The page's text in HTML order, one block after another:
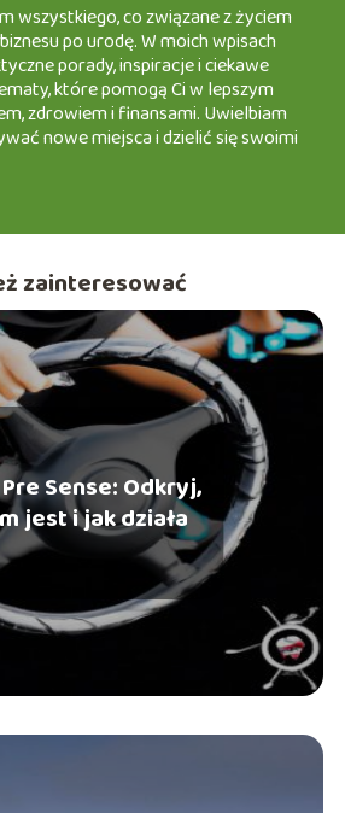
wszystkiego, co związane z życiem
po urodę. W moich wpisach
porady, inspiracje i ciekawe
które pomogą Ci w lepszym
zdrowiem i finansami. Uwielbiam
nowe miejsca i dzielić się swoimi
coś dla siebie!
zainteresować
Sense: Odkryj,
jest i jak działa